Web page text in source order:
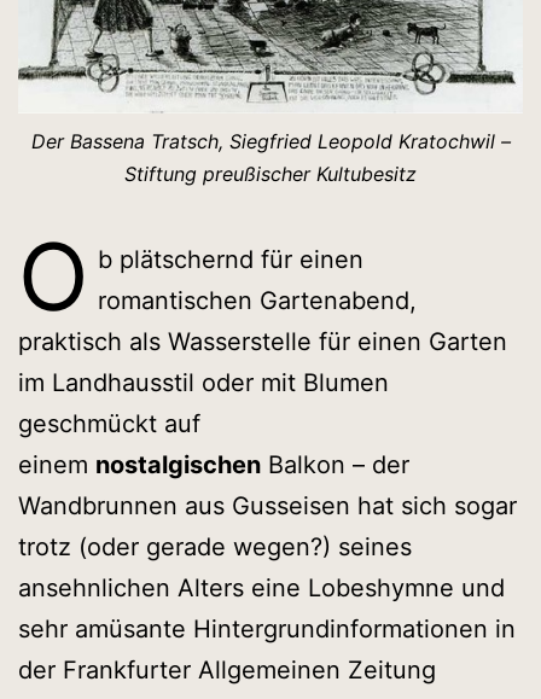
Der Bassena Tratsch, Siegfried Leopold Kratochwil –
Stiftung preußischer Kultubesitz
O b plätschernd für einen
romantischen Gartenabend,
praktisch als Wasserstelle für einen Garten
im Landhausstil oder mit Blumen
geschmückt auf
einem nostalgischen Balkon – der
Wandbrunnen aus Gusseisen hat sich sogar
trotz (oder gerade wegen?) seines
ansehnlichen Alters eine Lobeshymne und
sehr amüsante Hintergrundinformationen in
der Frankfurter Allgemeinen Zeitung